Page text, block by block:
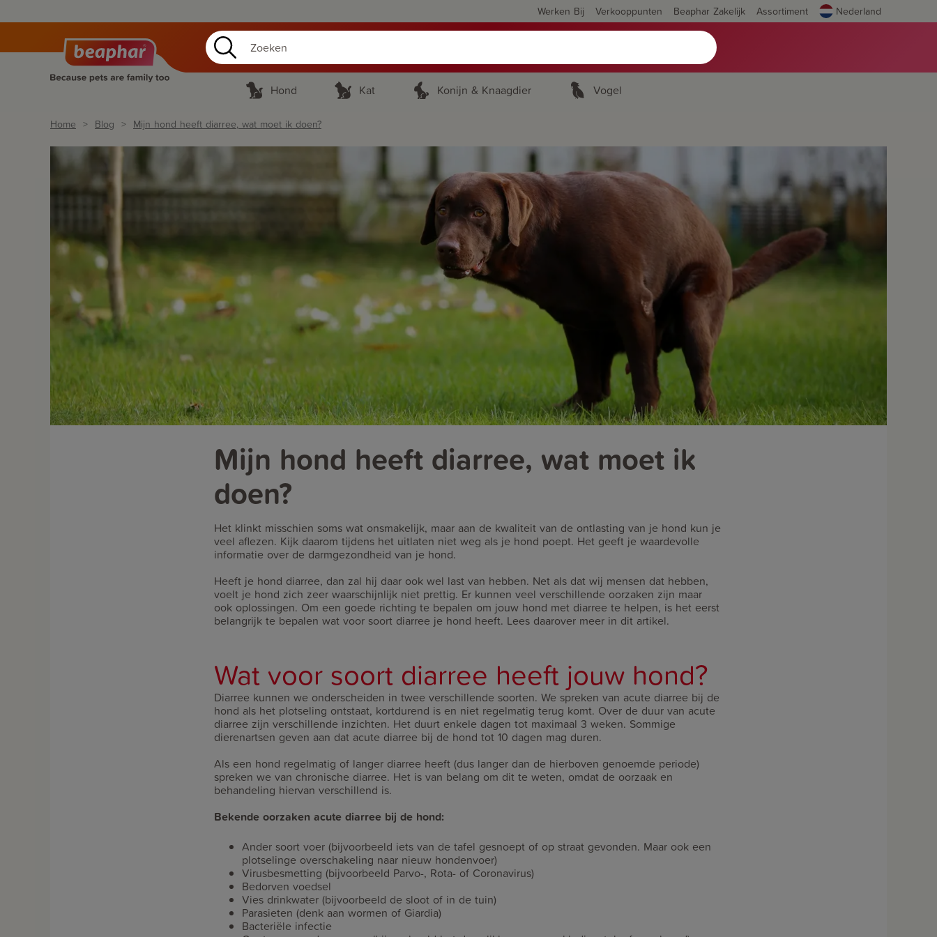
Werken Bij Verkooppunten Beaphar Zakelijk Assortiment Nederland
Hond Kat Konijn & Knaagdier Vogel
Home Blog Mijn hond heeft diarree, wat moet ik doen?
Mijn hond heeft diarree, wat moet ik
doen?
Het klinkt misschien soms wat onsmakelijk, maar aan de kwaliteit van de ontlasting van je hond kun je
veel aflezen. Kijk daarom tijdens het uitlaten niet weg als je hond poept. Het geeft je waardevolle
informatie over de darmgezondheid van je hond.
Heeft je hond diarree, dan zal hij daar ook wel last van hebben. Net als dat wij mensen dat hebben,
voelt je hond zich zeer waarschijnlijk niet prettig. Er kunnen veel verschillende oorzaken zijn maar
ook oplossingen. Om een goede richting te bepalen om jouw hond met diarree te helpen, is het eerst
belangrijk te bepalen wat voor soort diarree je hond heeft. Lees daarover meer in dit artikel.
Wat voor soort diarree heeft jouw hond?
Diarree kunnen we onderscheiden in twee verschillende soorten. We spreken van acute diarree bij de
hond als het plotseling ontstaat, kortdurend is en niet regelmatig terug komt. Over de duur van acute
diarree zijn verschillende inzichten. Het duurt enkele dagen tot maximaal 3 weken. Sommige
dierenartsen geven aan dat acute diarree bij de hond tot 10 dagen mag duren.
Als een hond regelmatig of langer diarree heeft (dus langer dan de hierboven genoemde periode)
spreken we van chronische diarree. Het is van belang om dit te weten, omdat de oorzaak en
behandeling hiervan verschillend is.
Bekende oorzaken acute diarree bij de hond:
Ander soort voer (bijvoorbeeld iets van de tafel gesnoept of op straat gevonden. Maar ook een
plotselinge overschakeling naar nieuw hondenvoer)
Virusbesmetting (bijvoorbeeld Parvo-, Rota- of Coronavirus)
Bedorven voedsel
Vies drinkwater (bijvoorbeeld de sloot of in de tuin)
Parasieten (denk aan wormen of Giardia)
Bacteriële infectie